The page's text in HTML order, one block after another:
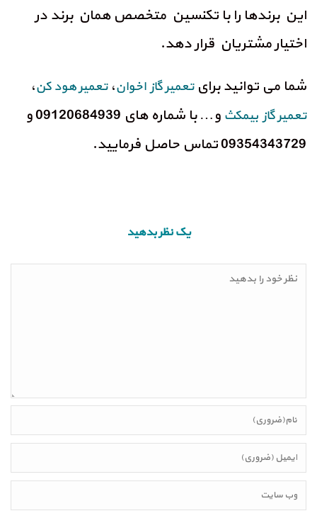
این برندها را با تکنسین متخصص همان برند در
اختیار مشتریان قرار دهد.
شما می توانید برایتعمیر گاز اخوان،تعمیر هود کن،
تعمیر گاز بیمکث
و… با شماره های 09120684939 و
09354343729 تماس حاصل فرمایید.
یک نظر بدهید